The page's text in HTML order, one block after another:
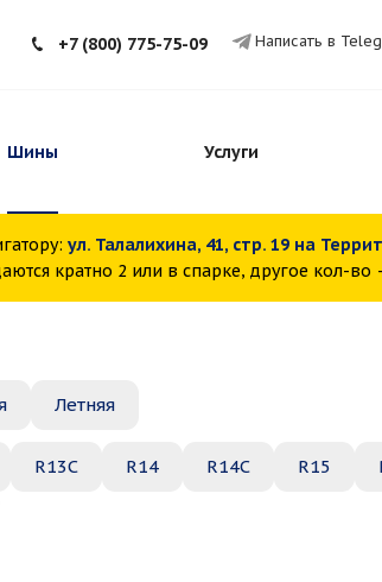
+7 (800) 775-75-09 Написать в
Шины Услуги
ул. Талалихина, 41, стр. 19 на
кратно 2 или в спарке, другое кол-во
Летняя
R13C R14 R14C R15